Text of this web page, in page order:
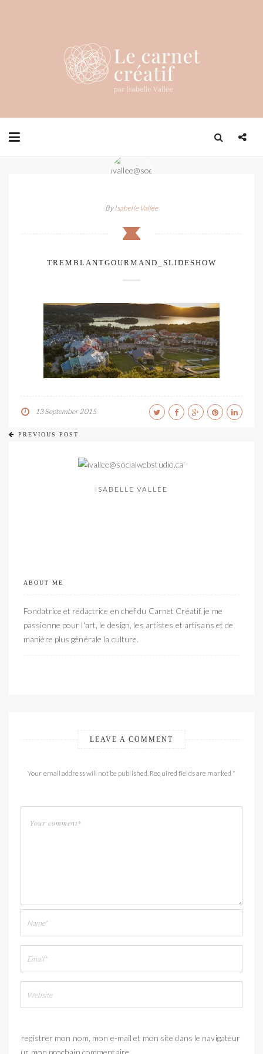
ByIsabelle Vallée
TREMBLANTGOURMAND_SLIDESHOW
13 September 2015
PREVIOUS POST
ISABELLE VALLÉE
ABOUT ME
Fondatrice et rédactrice en chef du Carnet Créatif, je me
passionne pour l'art, le design, les artistes et artisans et de
manière plus générale la culture.
LEAVE A COMMENT
Your email address will not be published. Required fields are marked *
Enregistrer mon nom, mon e-mail et mon site dans le navigateur
pour mon prochain commentaire.